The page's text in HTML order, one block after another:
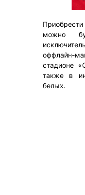
можно
оффлайн-
стадионе
также в
белых.